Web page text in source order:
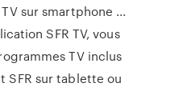
sur smartphone ...
SFR TV, vous
TV inclus
SFR sur tablette ou